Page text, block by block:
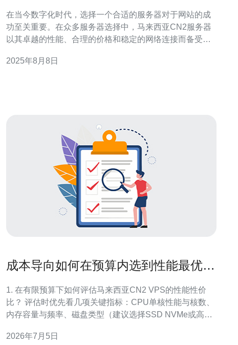
在当今数字化时代，选择一个合适的服务器对于网站的成
功至关重要。在众多服务器选择中，马来西亚CN2服务器
以其卓越的性能、合理的价格和稳定的网络连接而备受青
其他许多服务器所没有的优势。如果您正在寻找最佳、最
2025年8月8日
成本导向如何在预算内选到性能最优的
1. 在有限预算下如何评估马来西亚CN2 VPS的性能性价
比？ 评估时优先看几项关键指标：CPU单核性能与核数、
内存容量与频率、磁盘类型（建议选择SSD NVMe或高性
户的网络延迟与丢包率。用成本除以实际可用资源得出单
2026年7月5日